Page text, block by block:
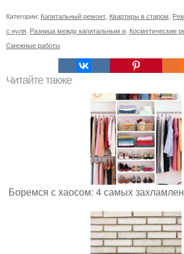
Категории: Капитальный ремонт Квартиры в старом
с нуля Разница между капитальным и Косметические
Смежные работы
Читайте также
Боремся с хаосом: 4 самых